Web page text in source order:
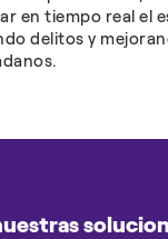
en tiempo real el
delitos y